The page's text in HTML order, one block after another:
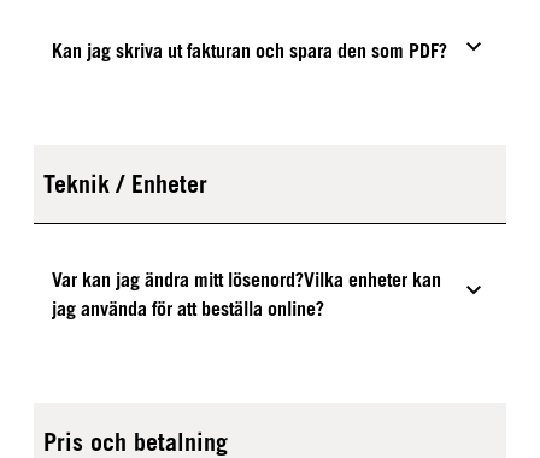
Kan jag skriva ut fakturan och spara den som PDF?
Teknik / Enheter
Var kan jag ändra mitt lösenord?Vilka enheter kan
jag använda för att beställa online?
Pris och betalning